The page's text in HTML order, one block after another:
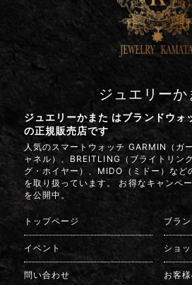
ジュエリーか
ジュエリーかまた はブランドウォ
の正規販売店です
人気のスマートウォッチ GARMIN（ガ
ャネル）、BREITLING（ブライトリン
グ・ホイヤー）、MIDO（ミドー）など
を取り扱っています。 お得なキャンペ
を公開中。
トップページ ブラ
イベント ショ
問い合わせ お客